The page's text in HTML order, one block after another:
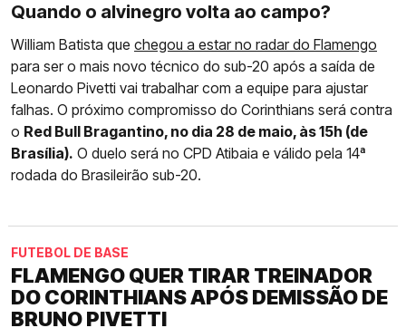
Quando o alvinegro volta ao campo?
William Batista que chegou a estar no radar do Flamengo
para ser o mais novo técnico do sub-20 após a saída de
Leonardo Pivetti vai trabalhar com a equipe para ajustar
falhas. O próximo compromisso do Corinthians será contra
o Red Bull Bragantino, no dia 28 de maio, às 15h (de
Brasília). O duelo será no CPD Atibaia e válido pela 14ª
rodada do Brasileirão sub-20.
FUTEBOL DE BASE
FLAMENGO QUER TIRAR TREINADOR
DO CORINTHIANS APÓS DEMISSÃO DE
BRUNO PIVETTI